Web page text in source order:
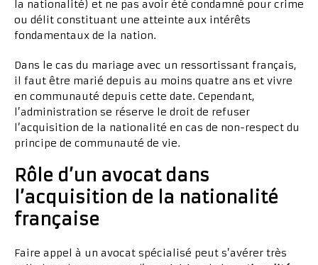
la nationalité) et ne pas avoir été condamné pour crime
ou délit constituant une atteinte aux intérêts
fondamentaux de la nation.
Dans le cas du mariage avec un ressortissant français,
il faut être marié depuis au moins quatre ans et vivre
en communauté depuis cette date. Cependant,
l’administration se réserve le droit de refuser
l’acquisition de la nationalité en cas de non-respect du
principe de communauté de vie.
Rôle d’un avocat dans
l’acquisition de la nationalité
française
Faire appel à un avocat spécialisé peut s’avérer très